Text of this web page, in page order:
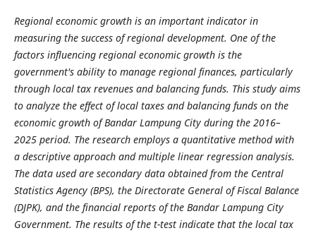
Regional economic growth is an important indicator in
measuring the success of regional development. One of the
factors influencing regional economic growth is the
government's ability to manage regional finances, particularly
through local tax revenues and balancing funds. This study aims
to analyze the effect of local taxes and balancing funds on the
economic growth of Bandar Lampung City during the 2016–
2025 period. The research employs a quantitative method with
a descriptive approach and multiple linear regression analysis.
The data used are secondary data obtained from the Central
Statistics Agency (BPS), the Directorate General of Fiscal Balance
(DJPK), and the financial reports of the Bandar Lampung City
Government. The results of the t-test indicate that the local tax